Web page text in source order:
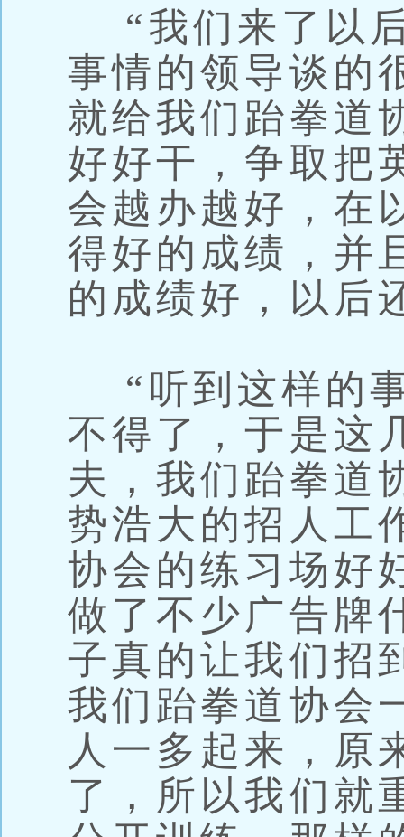
“我们来了以
事情的领导谈的
就给我们跆拳道
好好干，争取把
会越办越好，在
得好的成绩，并
的成绩好，以后
“听到这样的
不得了，于是这
夫，我们跆拳道
势浩大的招人工
协会的练习场好
做了不少广告牌
子真的让我们招
我们跆拳道协会
人一多起来，原
了，所以我们就